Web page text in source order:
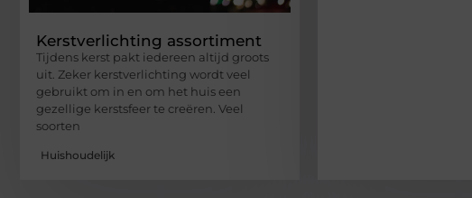
Kerstverlichting assortiment
Tijdens kerst pakt iedereen altijd groots
uit. Zeker kerstverlichting wordt veel
gebruikt om in en om het huis een
gezellige kerstsfeer te creëren. Veel
soorten
Huishoudelijk